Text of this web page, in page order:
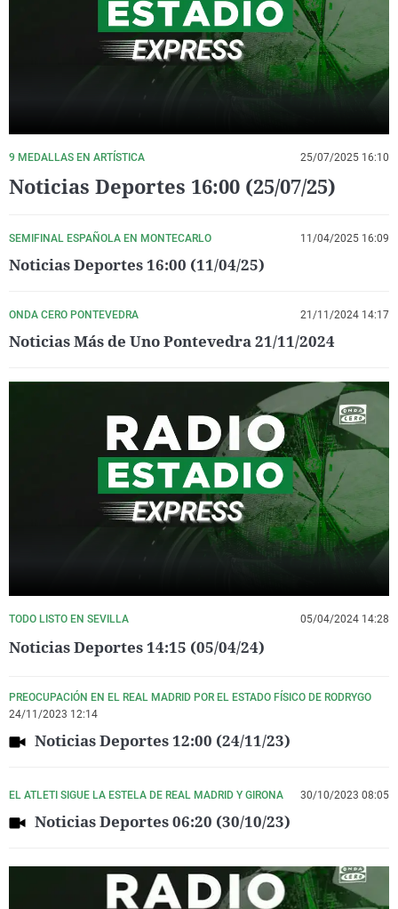
La rosa de los vientos
Gente viajera
Como el perro y el
Caso
Retornados
Equipo de
Extremadura
Galicia
La Rioja
País Vasco
Virales
Televisión
Elecciones
9 MEDALLAS EN ARTÍSTICA 25/07/2025 16:10
Noticias Deportes 16:00 (25/07/25)
SEMIFINAL ESPAÑOLA EN MONTECARLO 11/04/2025 16:09
Noticias Deportes 16:00 (11/04/25)
ONDA CERO PONTEVEDRA 21/11/2024 14:17
Noticias Más de Uno Pontevedra 21/11/2024
TODO LISTO EN SEVILLA 05/04/2024 14:28
Noticias Deportes 14:15 (05/04/24)
PREOCUPACIÓN EN EL REAL MADRID POR EL ESTADO FÍSICO DE RODRYGO
24/11/2023 12:14
Noticias Deportes 12:00 (24/11/23)
EL ATLETI SIGUE LA ESTELA DE REAL MADRID Y GIRONA 30/10/2023 08:05
Noticias Deportes 06:20 (30/10/23)